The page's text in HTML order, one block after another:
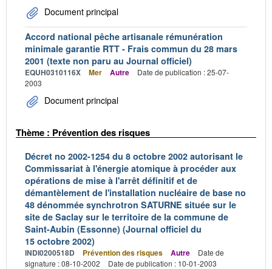
Document principal
Accord national pêche artisanale rémunération
minimale garantie RTT - Frais commun du 28 mars
2001 (texte non paru au Journal officiel)
EQUH0310116X Mer Autre
Date de publication : 25-07-
2003
Document principal
Thème : Prévention des risques
Décret no 2002-1254 du 8 octobre 2002 autorisant le
Commissariat à l'énergie atomique à procéder aux
opérations de mise à l'arrêt définitif et de
démantèlement de l'installation nucléaire de base no
48 dénommée synchrotron SATURNE située sur le
site de Saclay sur le territoire de la commune de
Saint-Aubin (Essonne) (Journal officiel du
15 octobre 2002)
INDI0200518D Prévention des risques Autre
Date de
signature : 08-10-2002
Date de publication : 10-01-2003